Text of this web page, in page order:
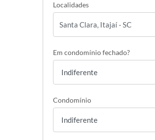
Localidades
Em condomínio fechado?
Condomínio